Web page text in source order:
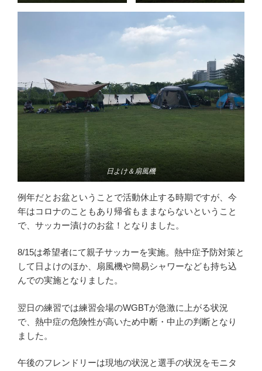
日よけ＆扇風機
例年だとお盆ということで活動休止する時期ですが、今
年はコロナのこともあり帰省もままならないということ
で、サッカー漬けのお盆！となりました。
8/15は希望者にて親子サッカーを実施。熱中症予防対策と
して日よけのほか、扇風機や簡易シャワーなども持ち込
んでの実施となりました。
翌日の練習では練習会場のWGBTが急激に上がる状況
で、熱中症の危険性が高いため中断・中止の判断となり
ました。
午後のフレンドリーは現地の状況と選手の状況をモニタ